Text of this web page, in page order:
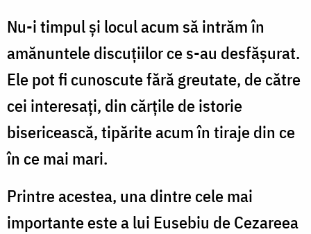
Nu-i timpul şi locul acum să intrăm în
amănuntele discuţiilor ce s-au desfăşurat.
Ele pot fi cunoscute fără greutate, de către
cei interesaţi, din cărţile de istorie
bisericească, tipărite acum în tiraje din ce
în ce mai mari.
Printre acestea, una dintre cele mai
importante este a lui Eusebiu de Cezareea